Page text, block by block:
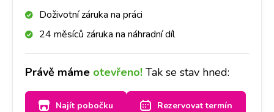
časově náročnější opravu. Za cca 4 hodinky však
máme hotovo a sklo je jako nové. Doporučujeme si
však udělat rezervaci nebo zavolat na Vámi vybranou
Doživotní záruka na práci
24 měsíců záruka na náhradní díl
Právě máme otevřeno! Tak se stav hned:
Najít pobočku Rezervovat termín